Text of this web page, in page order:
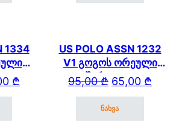
1334
price was: 85,00 ₾.
₾
price is: 55,00 ₾.
US POLO ASSN 1232
V1 გოგოს ორეული
შარვლით
95,00₾ Original price
65,00 ₾
Current price is:
ნახვა